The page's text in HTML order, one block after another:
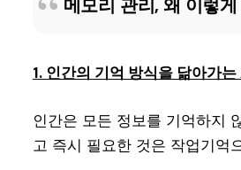
메모리 관리, 왜 이렇게
1. 인간의 기억 방식을 닮아가는
인간은 모든 정보를 기억하지
고 즉시 필요한 것은 작업기억